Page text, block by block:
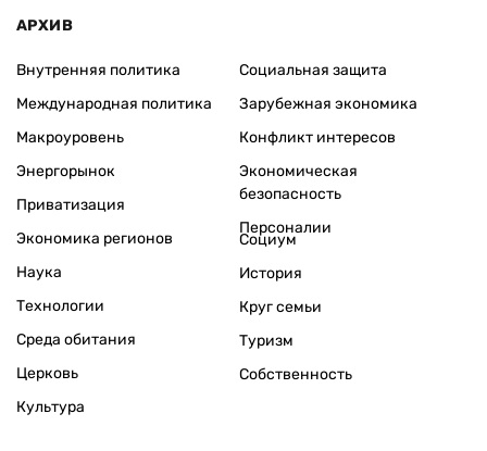
АРХИВ
Внутренняя политика
Международная политика
Макроуровень
Энергорынок
Приватизация
Экономика регионов
Социальная защита
Зарубежная экономика
Конфликт интересов
Экономическая
безопасность
Персоналии
Наука
Технологии
Среда обитания
Церковь
Культура
Социум
История
Круг семьи
Туризм
Собственность